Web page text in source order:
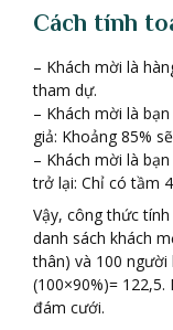
Cách tính
– Khách mời là
tham dự.
– Khách mời là
giả: Khoảng 85%
– Khách mời là
trở lại: Chỉ có tầm
Vậy, công thức
danh sách khách
thân) và 100 người
(100×90%)=
đám cưới.